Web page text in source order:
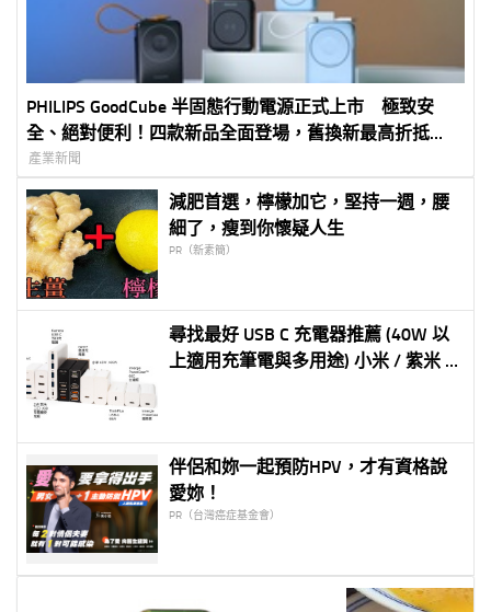
PHILIPS GoodCube 半固態行動電源正式上市 極致安
全、絕對便利！四款新品全面登場，舊換新最高折抵
1,800 元
產業新聞
減肥首選，檸檬加它，堅持一週，腰
細了，瘦到你懷疑人生
PR（新素簡）
尋找最好 USB C 充電器推薦 (40W 以
上適用充筆電與多用途) 小米 / 紫米 /
伴侶和妳一起預防HPV，才有資格說
愛妳！
PR（台灣癌症基金會）